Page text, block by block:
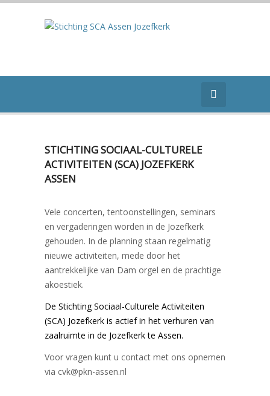
STICHTING SOCIAAL-CULTURELE
ACTIVITEITEN (SCA) JOZEFKERK
ASSEN
Vele concerten, tentoonstellingen, seminars
en vergaderingen worden in de Jozefkerk
gehouden. In de planning staan regelmatig
nieuwe activiteiten, mede door het
aantrekkelijke van Dam orgel en de prachtige
akoestiek.
De Stichting Sociaal-Culturele Activiteiten
(SCA) Jozefkerk is actief in het verhuren van
zaalruimte in de Jozefkerk te Assen.
Voor vragen kunt u contact met ons opnemen
via cvk@pkn-assen.nl